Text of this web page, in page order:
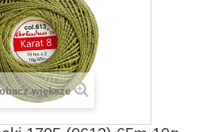
większe